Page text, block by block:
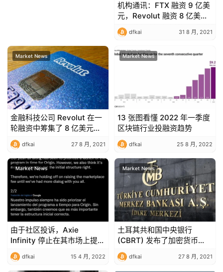
机构通讯：FTX 融资 9 亿美
元，Revolut 融资 8 亿美
元，NFT Marketplace
OpenSea 融资 1 亿美元
dfkai 31 8 月, 2021
Market News
金融科技公司 Revolut 在一
轮融资中筹集了 8 亿美元，
软银领投，估值飙升至 33B
美元dfkai 27 8 月, 2021
Market News
13 张图看懂 2022 年一季度
区块链行业投融资趋势
dfkai 25 8 月, 2022
Market News
由于社区投诉，Axie
Infinity 停止在其市场上提高
利率
dfkai 15 4 月, 2022
Market News
土耳其共和国中央银行
(CBRT) 发布了加密货币
ICO 研究 这是详细信息
dfkai 27 8 月, 2021